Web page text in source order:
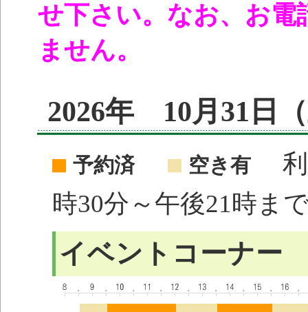
せ下さい。なお、お電
ません。
2026年 10月31日
予約済 空き有
利
時30分～午後21時ま
イベントコーナー